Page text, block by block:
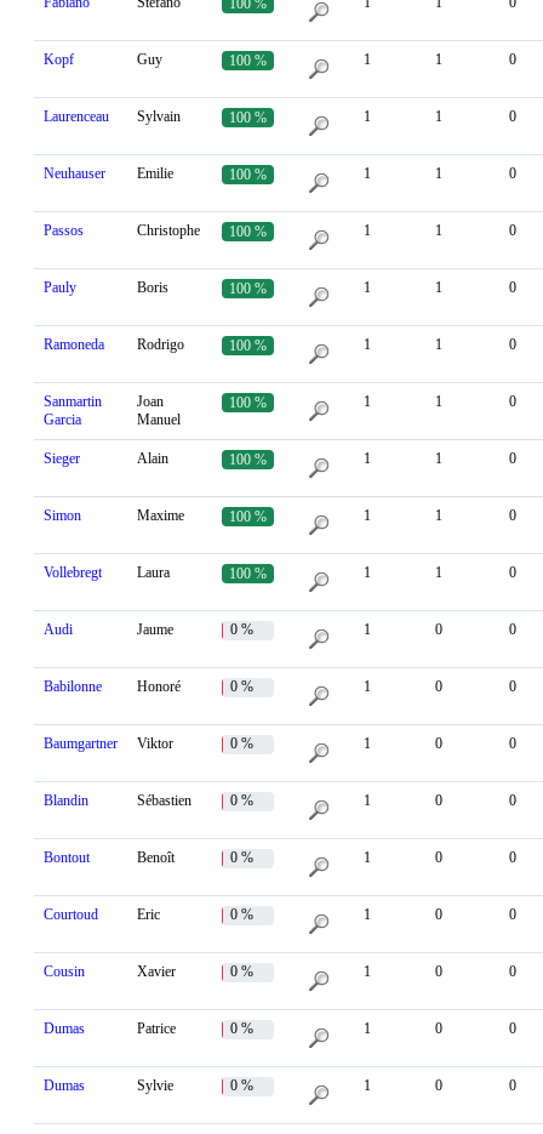
Kopf Guy 100 % 1 1 0
Laurenceau Sylvain 100 % 1 1 0
Neuhauser Emilie 100 % 1 1 0
Passos Christophe 100 % 1 1 0
Pauly Boris 100 % 1 1 0
Ramoneda Rodrigo 100 % 1 1 0
Sanmartin
Garcia
Joan
Manuel
100 % 1 1 0
Sieger Alain 100 % 1 1 0
Simon Maxime 100 % 1 1 0
Vollebregt Laura 100 % 1 1 0
Audi Jaume 0 % 1 0 0
Babilonne Honoré 0 % 1 0 0
Baumgartner Viktor 0 % 1 0 0
Blandin Sébastien 0 % 1 0 0
Bontout Benoît 0 % 1 0 0
Courtoud Eric 0 % 1 0 0
Cousin Xavier 0 % 1 0 0
Dumas Patrice 0 % 1 0 0
Dumas Sylvie 0 % 1 0 0